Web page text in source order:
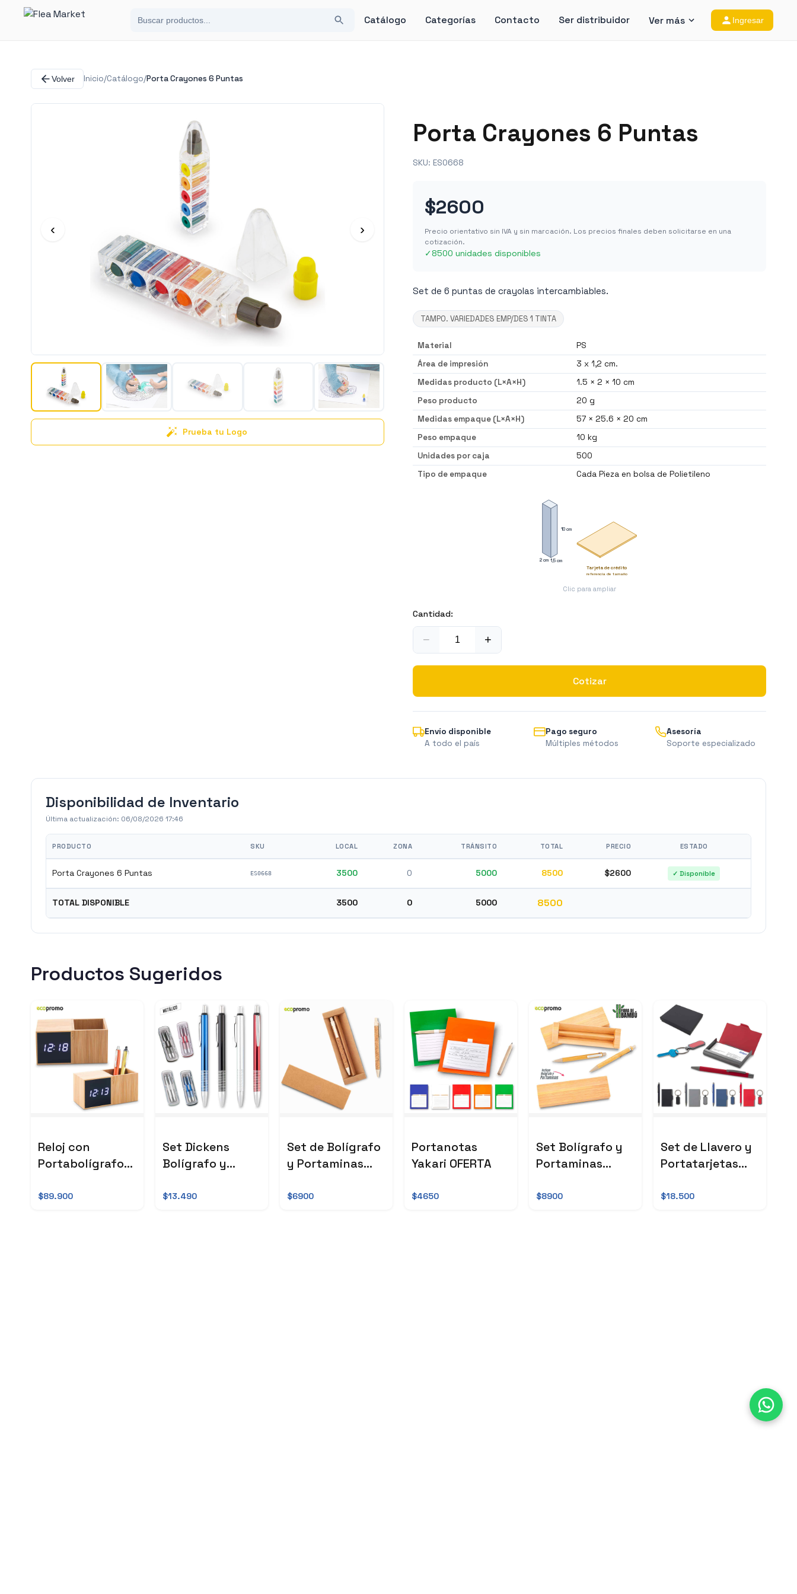
Catálogo Categorías Contacto Ser distribuidor Ver más Ingresar
Volver Inicio/Catálogo/Porta Crayones 6 Puntas
‹ ›
Prueba tu Logo
Porta Crayones 6 Puntas
SKU: ES0668
$2600
Precio orientativo sin IVA y sin marcación. Los precios finales deben solicitarse en una
cotización.
✓8500 unidades disponibles
Set de 6 puntas de crayolas intercambiables.
TAMPO. VARIEDADES EMP/DES 1 TINTA
Material
PS
Área de impresión
3 x 1,2 cm.
Medidas producto (L×A×H)
1.5 × 2 × 10 cm
Peso producto
20 g
Medidas empaque (L×A×H)
57 × 25.6 × 20 cm
Peso empaque
10 kg
Unidades por caja
500
Tipo de empaque
Cada Pieza en bolsa de Polietileno
1,5 cm
2 cm
10 cm
Tarjeta de crédito
referencia de tamaño
Clic para ampliar
Cantidad:
− +
Cotizar
Envío disponible
A todo el país
Pago seguro
Múltiples métodos
Asesoría
Soporte especializado
Disponibilidad de Inventario
Última actualización: 06/08/2026 17:46
PRODUCTO SKU LOCAL ZONA TRÁNSITO TOTAL PRECIO ESTADO
Porta Crayones 6 Puntas ES0668 3500 0 5000 8500 $2600 ✓ Disponible
TOTAL DISPONIBLE 3500 0 5000 8500
Productos Sugeridos
Reloj con
Portabolígrafo
$89.900
Set Dickens
Bolígrafo y
OFERTA
$13.490
Set de Bolígrafo
y Portaminas
$6900
Portanotas
Yakari OFERTA
$4650
Set Bolígrafo y
Portaminas
$8900
Set de Llavero y
Portatarjetas
$18.500